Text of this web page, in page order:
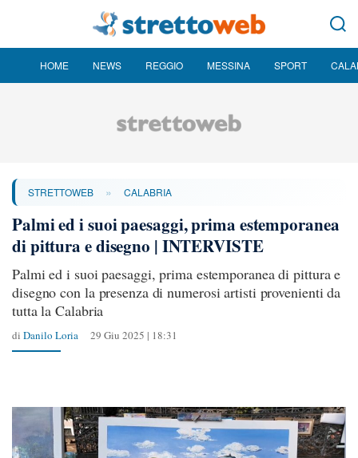
HOME NEWS REGGIO MESSINA SPORT
STRETTOWEB » CALABRIA
Palmi ed i suoi paesaggi, prima estemporanea
di pittura e disegno | INTERVISTE
Palmi ed i suoi paesaggi, prima estemporanea di pittura e
disegno con la presenza di numerosi artisti provenienti da
tutta la Calabria
di Danilo Loria 29 Giu 2025 | 18:31